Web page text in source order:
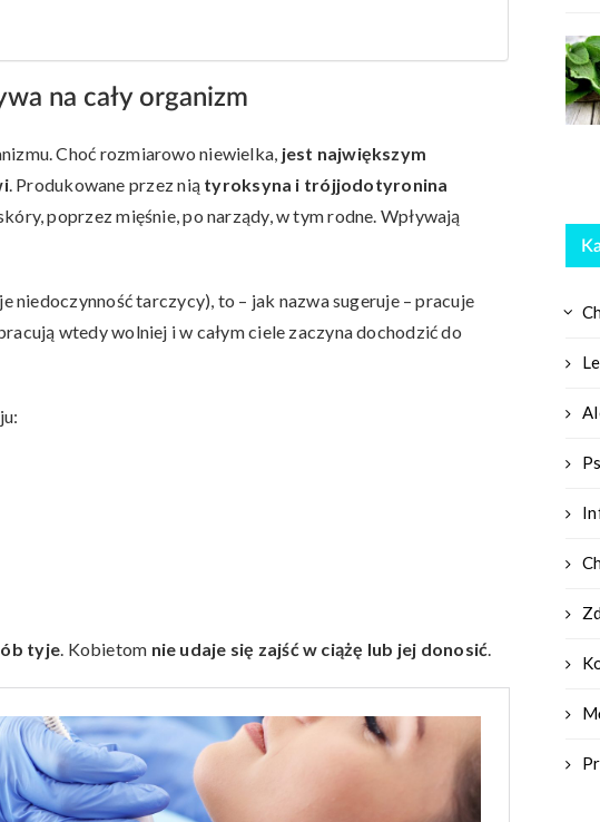
na cały organizm
Choć rozmiarowo niewielka, jest największym
. Produkowane przez niątyroksyna i trójjodotyronina
poprzez mięśnie, po narządy, w tym rodne. Wpływają
niedoczynność tarczycy), to – jak nazwa sugeruje – pracuje
wtedy wolniej i w całym ciele zaczyna dochodzić do
tyje. Kobietom nie udaje się zajść w ciążę lub jej donosić.